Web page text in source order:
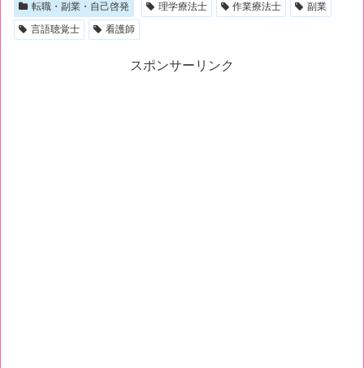
転職・副業・自己啓発 理学療法士 作業療法士
副業
言語聴覚士
看護師
スポンサーリンク